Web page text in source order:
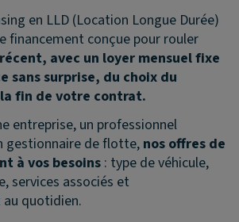
en LLD (Location Longue Durée)
financement conçue pour rouler
avec un loyer mensuel fixe
sans surprise, du choix du
fin de votre contrat.
entreprise, un professionnel
gestionnaire de flotte, nos offres de
à vos besoins : type de véhicule,
services associés et
quotidien.